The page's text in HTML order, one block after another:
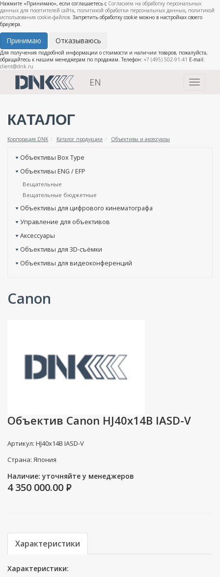
Нажмите «Принимаю», если соглашаетесь с Согласием на обработку персональных
данных для посетителей сайта, политикой обработки персональных данных, политикой
использования cookie-файлов. Запретить обработку cookie можно в настройках своего
браузера.
Принимаю Отказываюсь
Для получения подробной информации о стоимости и наличии товаров, пожалуйста,
обращайтесь к нашим менеджерам по продажам. Телефон: +7 (495) 502-91-41 E-mail:
client@dnk.ru
Toggle
EN
КАТАЛОГ
Корпорация DNK Каталог продукции Объективы и аксессуары
Объективы Box Type
Объективы ENG / EFP
Вещательные
Вещательные бюджетные
Объективы для цифрового кинематографа
Управление для объективов
Аксессуары
Объективы для 3D-съёмки
Объективы для видеоконференций
Canon
Объектив Canon HJ40x14B IASD-V
Артикул: HJ40x14B IASD-V
Страна: Япония
Наличие: уточняйте у менеджеров
4 350 000.00 P
Характеристики
Характеристики: